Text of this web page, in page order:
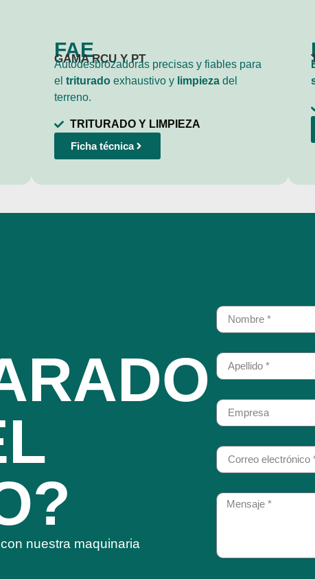
FAE
GAMA RCU Y PT
Autodesbrozadoras precisas y fiables para
eltriturado exhaustivo y limpieza del
terreno.
TRITURADO Y LIMPIEZA
Ficha técnica
nuestra maquinaria